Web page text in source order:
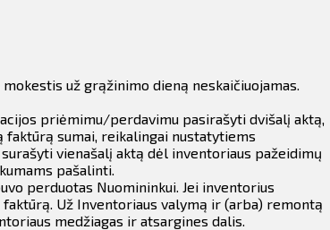
už grąžinimo dieną neskaičiuojamas.
priėmimu/perdavimu pasirašyti dvišalį aktą,
sumai, reikalingai nustatytiems
vienašalį aktą dėl inventoriaus pažeidimų
pašalinti.
perduotas Nuomininkui. Jei inventorius
Už Inventoriaus valymą ir (arba) remontą
medžiagas ir atsargines dalis.